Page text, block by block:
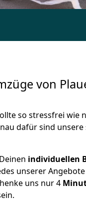
von
so stressfrei wie
dafür sind unsere
individuellen
unserer
uns nur 4